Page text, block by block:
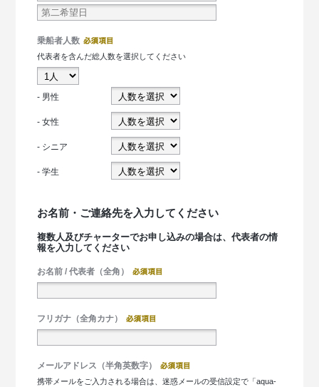
乗船者人数
代表者を含んだ総人数を選択してください
- 男性
- 女性
- シニア
- 学生
お名前・ご連絡先を入力してください
複数人及びチャーターでお申し込みの場合は、代表者の情
報を入力してください
お名前 / 代表者（全角）
フリガナ（全角カナ）
メールアドレス（半角英数字）
携帯メールをご入力される場合は、迷惑メールの受信設定で「aqua-